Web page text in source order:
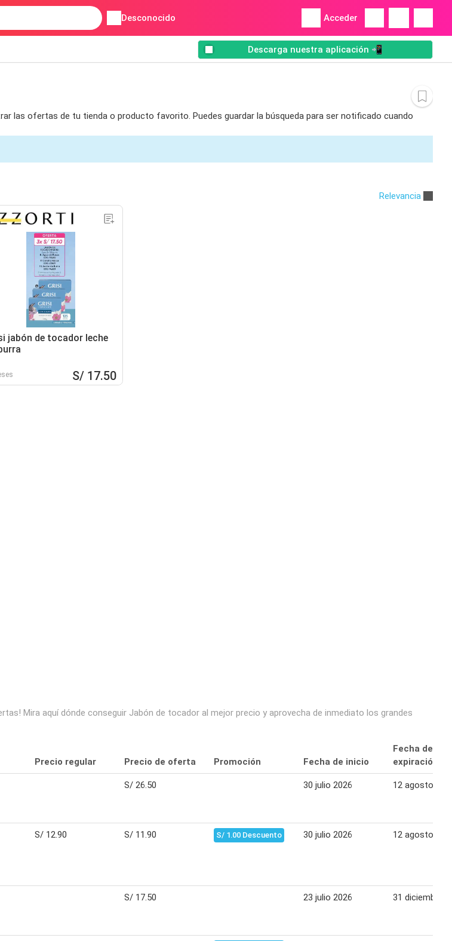
Desconocido Acceder
Descarga nuestra aplicación 📲
las ofertas de tu tienda o producto favorito. Puedes guardar la búsqueda para ser notificado cuando
Relevancia
jabón de tocador leche
S/ 17.50
Mira aquí dónde conseguir Jabón de tocador al mejor precio y aprovecha de inmediato los grandes
Precio regular Precio de oferta Promoción Fecha de inicio
Fecha de
expiración
S/ 26.50 30 julio 2026 12 agosto
S/ 12.90 S/ 11.90 S/ 1.00 Descuento 30 julio 2026 12 agosto
S/ 17.50 23 julio 2026 31 diciembre